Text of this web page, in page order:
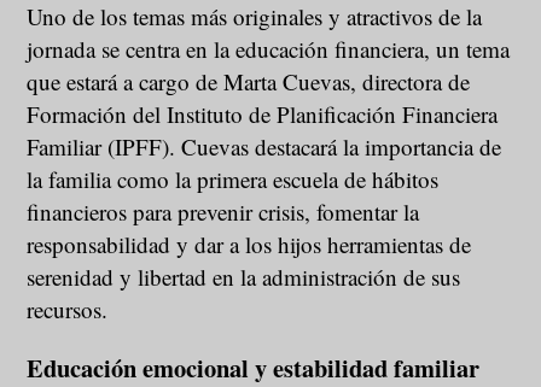
Uno de los temas más originales y atractivos de la
jornada se centra en la educación financiera, un tema
que estará a cargo de Marta Cuevas, directora de
Formación del Instituto de Planificación Financiera
Familiar (IPFF). Cuevas destacará la importancia de
la familia como la primera escuela de hábitos
financieros para prevenir crisis, fomentar la
responsabilidad y dar a los hijos herramientas de
serenidad y libertad en la administración de sus
recursos.
Educación emocional y estabilidad familiar